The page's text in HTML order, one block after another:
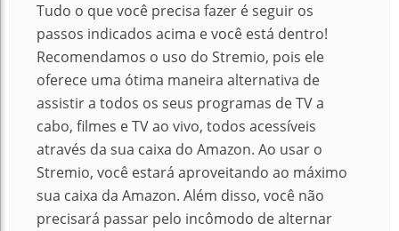
Tudo o que você precisa fazer é seguir os
passos indicados acima e você está dentro!
Recomendamos o uso do Stremio, pois ele
oferece uma ótima maneira alternativa de
assistir a todos os seus programas de TV a
cabo, filmes e TV ao vivo, todos acessíveis
através da sua caixa do Amazon. Ao usar o
Stremio, você estará aproveitando ao máximo
sua caixa da Amazon. Além disso, você não
precisará passar pelo incômodo de alternar